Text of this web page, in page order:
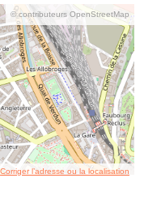
© contributeurs OpenStreetMap
Corriger l’adresse ou la localisation